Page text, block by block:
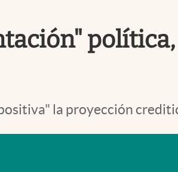
la proyección